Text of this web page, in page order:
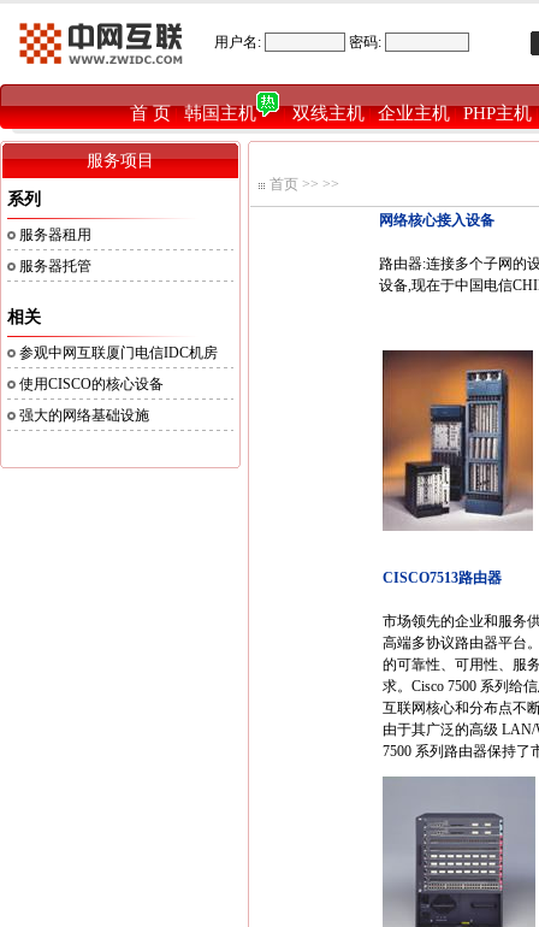
用户名: 密码:
首 页|韩国主机 |双线主机|企业主机|PHP主机
服务项目
系列
服务器租用
服务器托管
相关
参观中网互联厦门电信IDC机房
使用CISCO的核心设备
强大的网络基础设施
首页 >> >>
网络核心接入设备
路由器:连接多个子网的
设备,现在于中国电信
CISCO7513路由器
市场领先的企业和服务
高端多协议路由器平台
的可靠性、可用性、服
求。Cisco 7500 系列给
互联网核心和分布点不
由于其广泛的高级
7500 系列路由器保持了